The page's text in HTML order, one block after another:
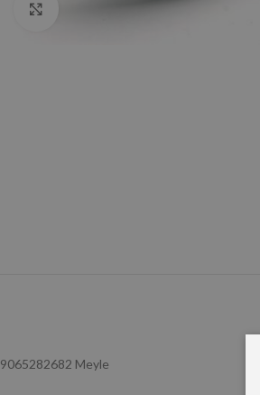
9065282682 Meyle